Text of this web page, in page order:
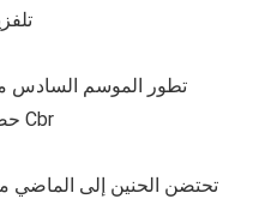
100: تطور الموسم
حصريات Cbr